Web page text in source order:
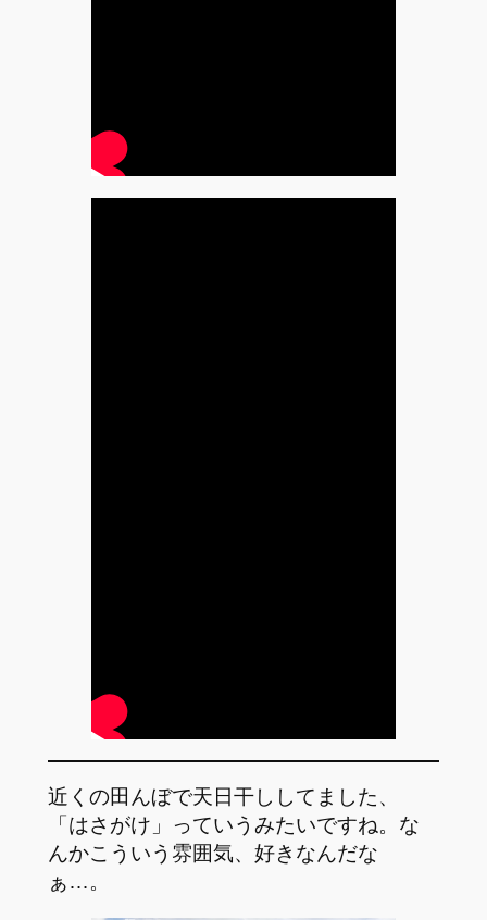
近くの田んぼで天日干ししてました、
「はさがけ」っていうみたいですね。な
んかこういう雰囲気、好きなんだな
ぁ…。